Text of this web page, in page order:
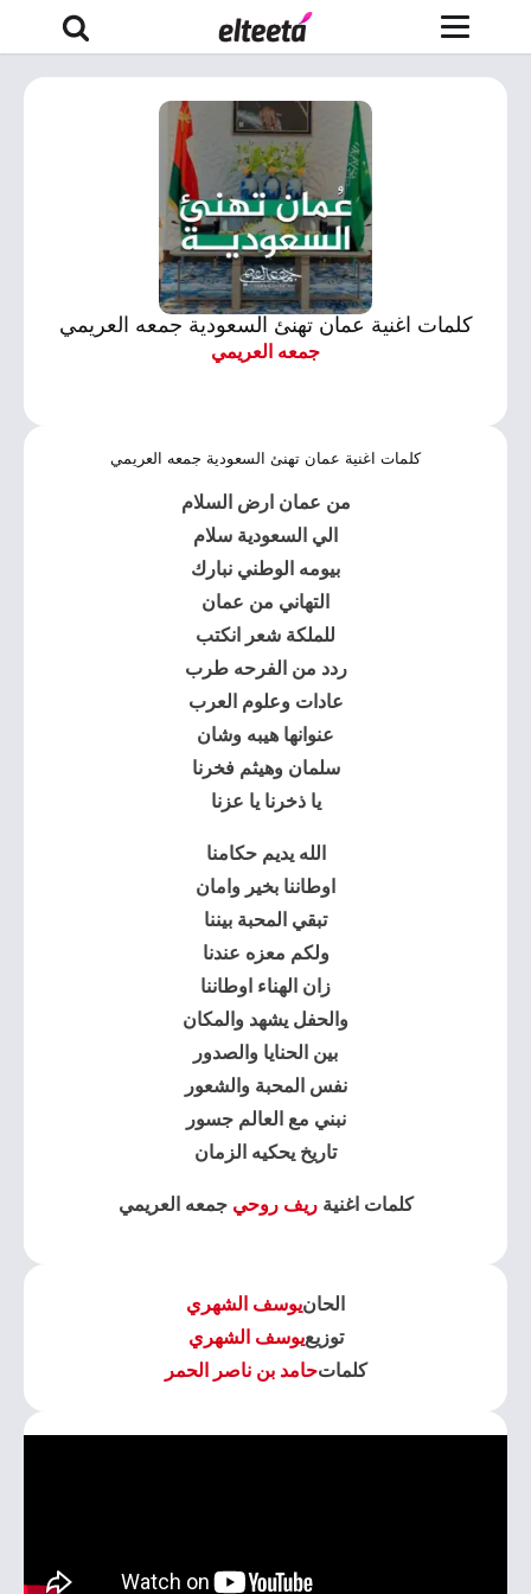
كلمات اغنية عمان تهنئ السعودية جمعه العريمي
جمعه العريمي
كلمات اغنية عمان تهنئ السعودية جمعه العريمي
من عمان ارض السلام
الي السعودية سلام
بيومه الوطني نبارك
التهاني من عمان
للملكة شعر انكتب
ردد من الفرحه طرب
عادات وعلوم العرب
عنوانها هيبه وشان
سلمان وهيثم فخرنا
يا ذخرنا يا عزنا
الله يديم حكامنا
اوطاننا بخير وامان
تبقي المحبة بيننا
ولكم معزه عندنا
زان الهناء اوطاننا
والحفل يشهد والمكان
بين الحنايا والصدور
نفس المحبة والشعور
نبني مع العالم جسور
تاريخ يحكيه الزمان
كلمات اغنيةريف روحي جمعه العريمي
الحانيوسف الشهري
توزيعيوسف الشهري
كلماتحامد بن ناصر الحمر